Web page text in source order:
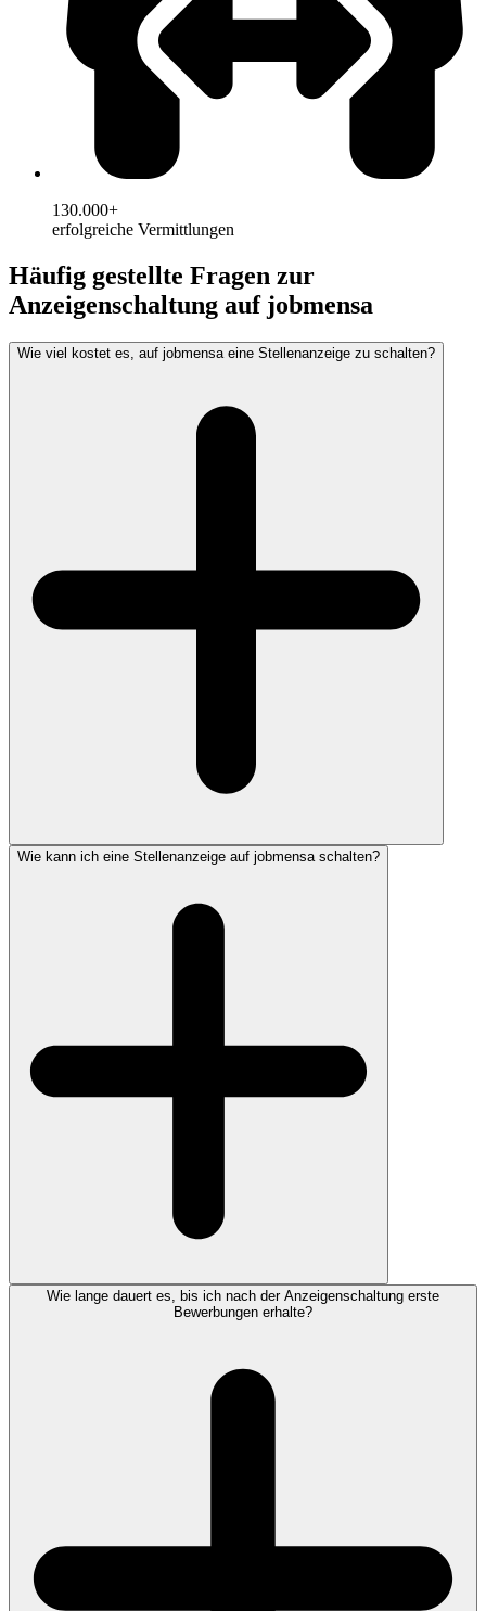
130.000+
erfolgreiche Vermittlungen
Häufig gestellte Fragen zur
Anzeigenschaltung auf jobmensa
Wie viel kostet es, auf jobmensa eine Stellenanzeige zu schalten?
Wie kann ich eine Stellenanzeige auf jobmensa schalten?
Wie lange dauert es, bis ich nach der Anzeigenschaltung erste
Bewerbungen erhalte?